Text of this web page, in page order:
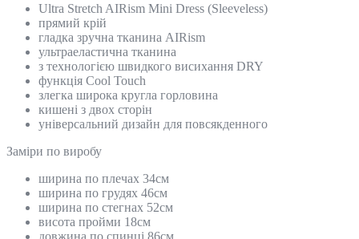
Ultra Stretch AIRism Mini Dress (Sleeveless)
прямий крій
гладка зручна тканина AIRism
ультраеластична тканина
з технологією швидкого висихання DRY
функція Cool Touch
злегка широка кругла горловина
кишені з двох сторін
універсальний дизайн для повсякденного
Замiри по виробу
ширина по плечах 34см
ширина по грудях 46см
ширина по стегнах 52см
висота пройми 18см
довжина по спинці 86см